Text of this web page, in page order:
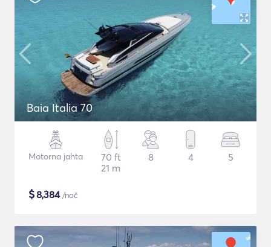
Baia Italia 70
Motorna jahta
70 ft
21 m
8 4 5
$8,384/noč